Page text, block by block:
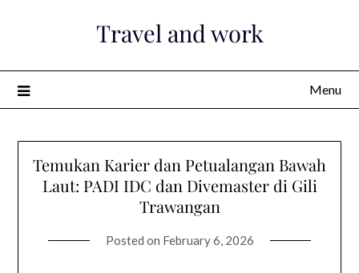
Travel and work
Menu
Temukan Karier dan Petualangan Bawah
Laut: PADI IDC dan Divemaster di Gili
Trawangan
Posted on February 6, 2026